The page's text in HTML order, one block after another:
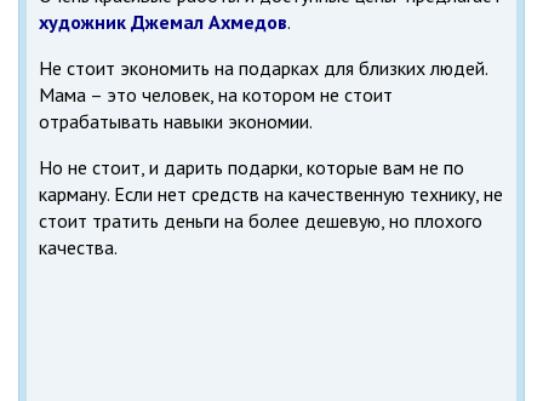
художник Джемал Ахмедов.
Не стоит экономить на подарках для близких людей.
Мама – это человек, на котором не стоит
отрабатывать навыки экономии.
Но не стоит, и дарить подарки, которые вам не по
карману. Если нет средств на качественную технику, не
стоит тратить деньги на более дешевую, но плохого
качества.